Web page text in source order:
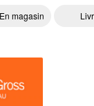
En magasin
Baumes et soins